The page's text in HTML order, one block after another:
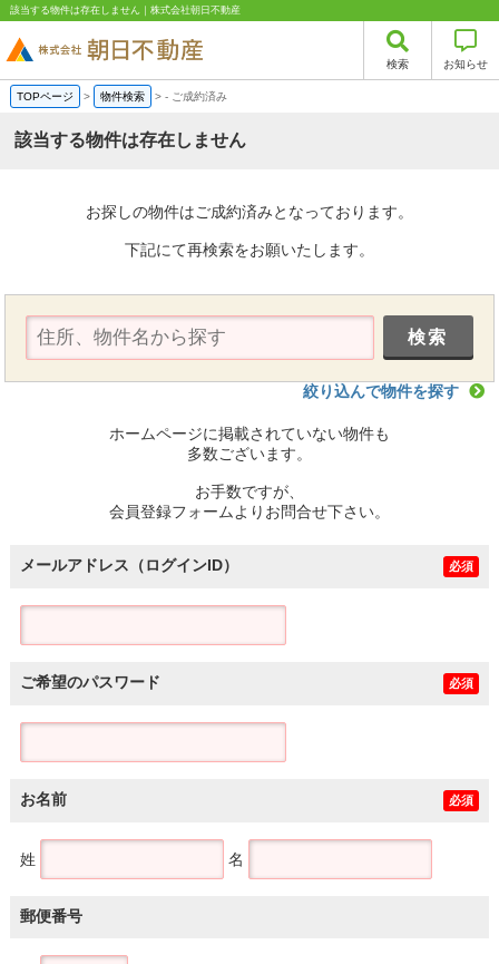
該当する物件は存在しません｜株式会社朝日不動産
検索 お知らせ
TOPページ > 物件検索 >- ご成約済み
該当する物件は存在しません
お探しの物件はご成約済みとなっております。
下記にて再検索をお願いたします。
絞り込んで物件を探す
ホームページに掲載されていない物件も
多数ございます。
お手数ですが、
会員登録フォームよりお問合せ下さい。
メールアドレス（ログインID） 必須
ご希望のパスワード 必須
お名前 必須
姓 名
郵便番号